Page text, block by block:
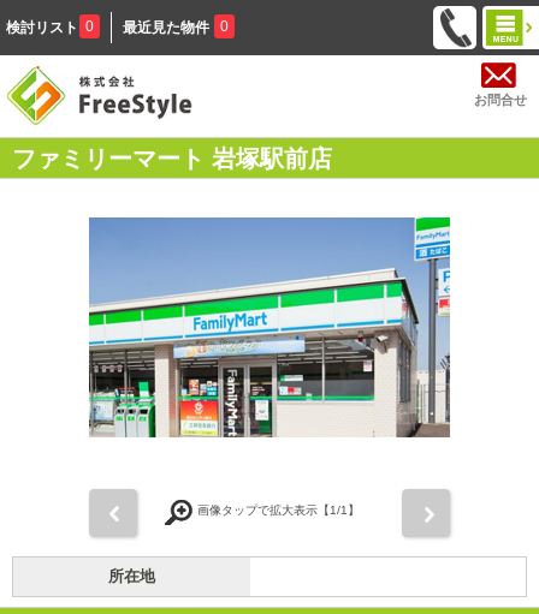
検討リスト 0 最近見た物件 0
お問合せ
ファミリーマート 岩塚駅前店
画像タップで拡大表示【1/1】
所在地